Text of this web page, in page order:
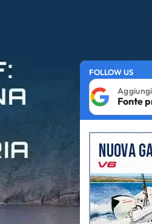
FOLLOW US
Fonte